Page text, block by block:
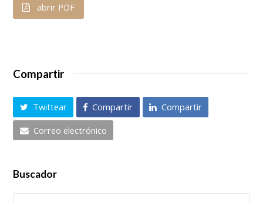
abrir PDF
Compartir
Twittear Compartir
Compartir
Correo electrónico
Buscador